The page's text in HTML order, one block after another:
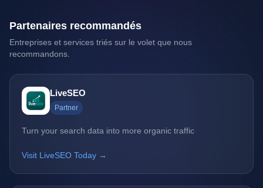
Partenaires recommandés
Entreprises et services triés sur le volet que nous
recommandons.
LiveSEO
Partner
Turn your search data into more organic traffic
Visit LiveSEO Today →